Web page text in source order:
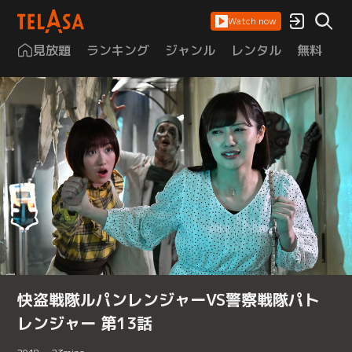
Watch now
見放題 ランキング ジャンル レンタル 無料
快盗戦隊ルパンレンジャーVS警察戦隊パト
レンジャー 第13話